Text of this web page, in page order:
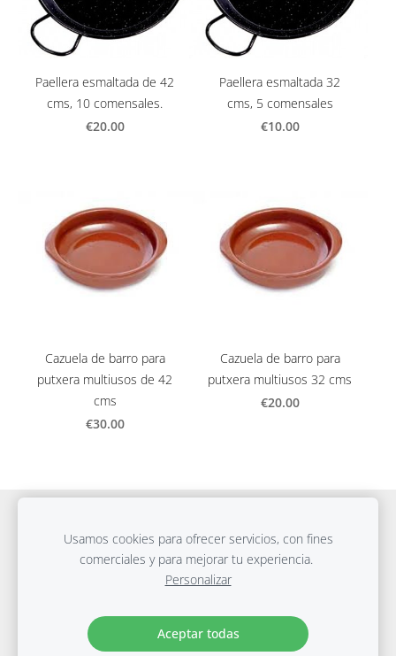
Paellera esmaltada de 42
cms, 10 comensales.
€20.00
Paellera esmaltada 32
cms, 5 comensales
€10.00
Cazuela de barro para
putxera multiusos de 42
cms
€30.00
Cazuela de barro para
putxera multiusos 32 cms
€20.00
Mozello
- La forma más fácil de crear
Usamos cookies para ofrecer servicios, con fines
comerciales y para mejorar tu experiencia.
Personalizar
Aceptar todas